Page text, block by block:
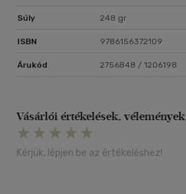
Súly 248 gr
ISBN 9786156372109
Árukód 2756848 / 1206198
Vásárlói értékelések, vélemények
Kérjük, lépjen be az értékeléshez!